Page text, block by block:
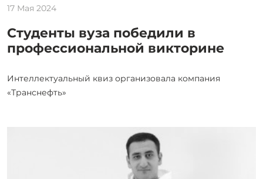
17 Мая 2024
Студенты вуза победили в
профессиональной викторине
Интеллектуальный квиз организовала компания
«Транснефть»